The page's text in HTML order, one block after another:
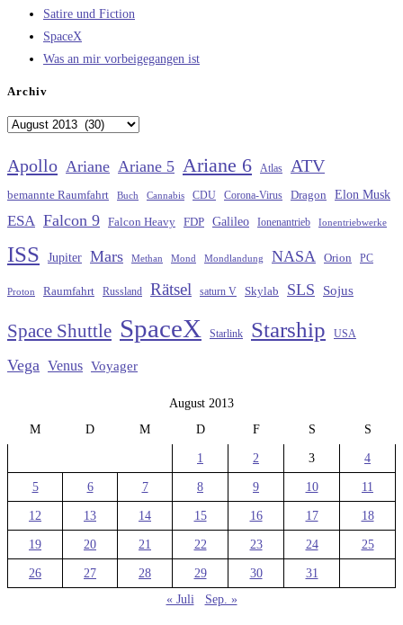
Satire und Fiction
SpaceX
Was an mir vorbeigegangen ist
Archiv
Archiv
Apollo Ariane Ariane 5 Ariane 6 Atlas ATV
bemannte Raumfahrt Buch Cannabis CDU Corona-Virus Dragon Elon Musk
ESA Falcon 9 Falcon Heavy FDP Galileo Ionenantrieb Ionentriebwerke
ISS Jupiter Mars Methan Mond Mondlandung NASA Orion PC
Proton Raumfahrt Russland Rätsel saturn V Skylab SLS Sojus
Space Shuttle SpaceX Starlink Starship USA
Vega Venus Voyager
August 2013
M
D M D F S S
1 2 3 4
5 6 7 8 9 10 11
12 13 14 15 16 17 18
19 20 21 22 23 24 25
26 27 28 29 30
31
« Juli
Sep. »